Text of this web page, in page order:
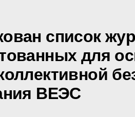
список
для
ВЕЭС